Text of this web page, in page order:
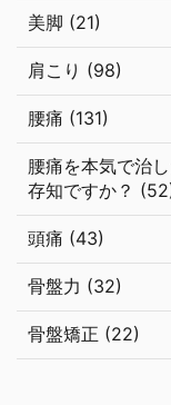
美脚 (21)
肩こり (98)
腰痛 (131)
腰痛を本気で治
存知ですか？
頭痛 (43)
骨盤力 (32)
骨盤矯正 (22)